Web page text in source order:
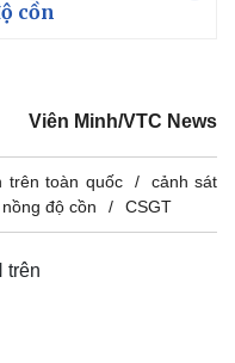
cồn
Viên Minh/VTC News
trên toàn quốc
cảnh sát
độ cồn CSGT
trên